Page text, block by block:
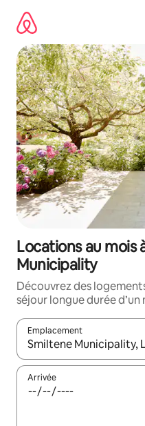
directement
contenu
Locations au mois
Municipality
Découvrez des
séjour longue durée d’un
Emplacement
Quand les résultats sont
Arrivée